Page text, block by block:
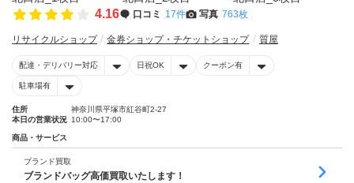
4.16 口コミ 17件 写真 763枚
リサイクルショップ 金券ショップ・チケットショップ 質屋
配達・デリバリー対応 日祝OK クーポン有
駐車場有
住所
神奈川県平塚市紅谷町2-27
本日の営業状況 10:00〜17:00
商品・サービス
ブランド買取
ブランドバッグ高価買取いたします！